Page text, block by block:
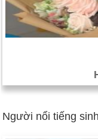
Người nổi tiếng